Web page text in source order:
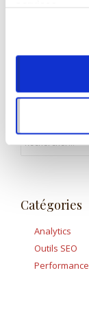
Rechercher :
Catégories
Analytics
Outils SEO
Performance